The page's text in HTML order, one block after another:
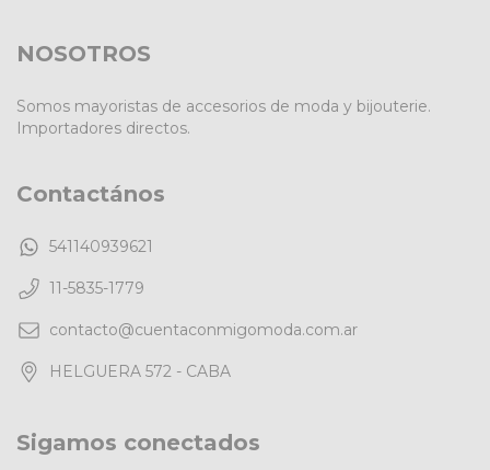
NOSOTROS
Somos mayoristas de accesorios de moda y bijouterie.
Importadores directos.
Contactános
541140939621
11-5835-1779
contacto@cuentaconmigomoda.com.ar
HELGUERA 572 - CABA
Sigamos conectados